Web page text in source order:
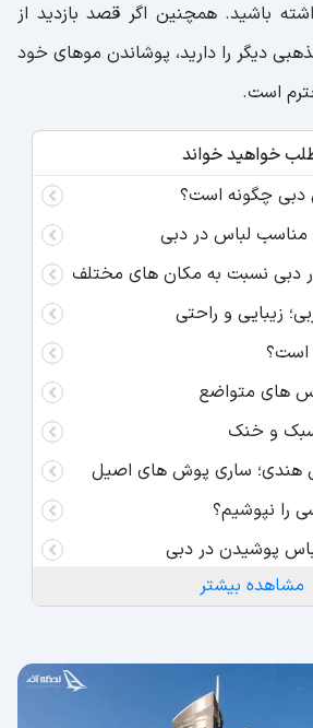
باشید. همچنین اگر قصد بازدید از
دیگر را دارید، پوشاندن موهای خود
است.
خواهید خواند
چگونه است؟
لباس در دبی
دبی نسبت به مکان های مختلف
زیبایی و راحتی
است؟
های متواضع
و خنک
هندی؛ ساری پوش های اصیل
را نپوشیم؟
پوشیدن در دبی
مشاهده بیشتر